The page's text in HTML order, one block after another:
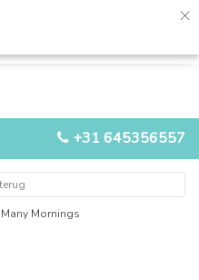
×
+31 645356557
Mornings